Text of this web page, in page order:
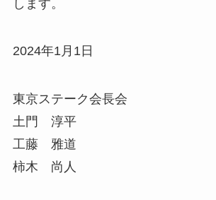
します。
2024年1月1日
東京ステーク会長会
土門 淳平
工藤 雅道
柿木 尚人